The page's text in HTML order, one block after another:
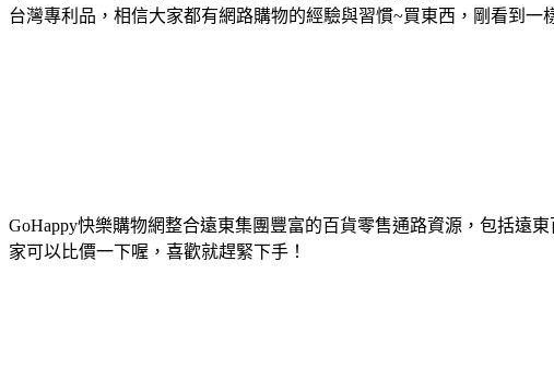
台灣專利品，相信大家都有網路購物的經驗與習慣~買東西，剛看到
GoHappy快樂購物網整合遠東集團豐富的百貨零售通路資源，包括遠
家可以比價一下喔，喜歡就趕緊下手！